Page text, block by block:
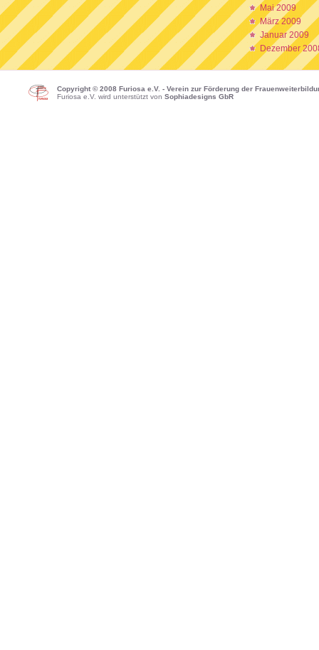
Mai 2009
März 2009
Januar 2009
Dezember
Copyright © 2008 Furiosa e.V. - Verein zur Förderung der
Furiosa e.V. wird unterstützt von Sophiadesigns GbR